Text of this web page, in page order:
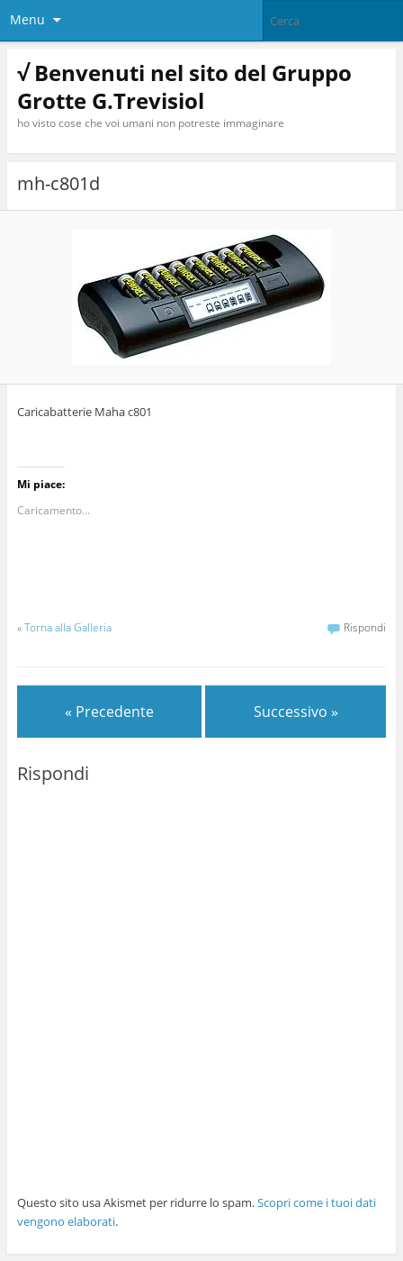
Menu
√ Benvenuti nel sito del Gruppo
Grotte G.Trevisiol
ho visto cose che voi umani non potreste immaginare
mh-c801d
Caricabatterie Maha c801
Mi piace:
Caricamento...
«Torna alla Galleria Rispondi
« Precedente Successivo »
Rispondi
Questo sito usa Akismet per ridurre lo spam.Scopri come i tuoi dati
vengono elaborati.